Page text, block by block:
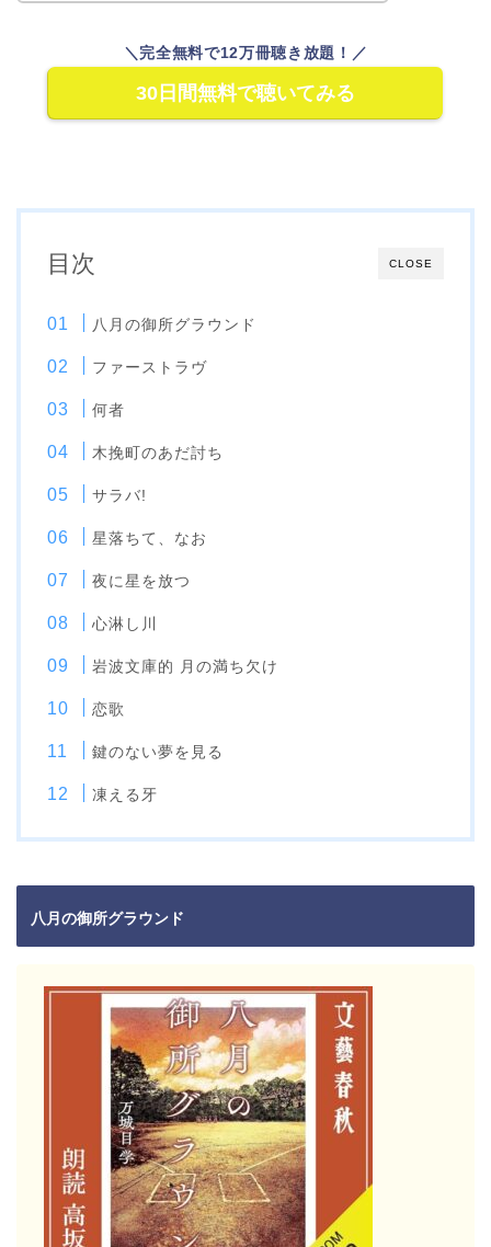
＼完全無料で12万冊聴き放題！／
30日間無料で聴いてみる
CLOSE
目次
八月の御所グラウンド
ファーストラヴ
何者
木挽町のあだ討ち
サラバ!
星落ちて、なお
夜に星を放つ
心淋し川
岩波文庫的 月の満ち欠け
恋歌
鍵のない夢を見る
凍える牙
八月の御所グラウンド